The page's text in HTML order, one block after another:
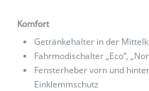
Komfort
Getränkehalter in der
Fahrmodischalter „Eco“,
Fensterheber vorn und
Einklemmschutz